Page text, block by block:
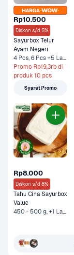
Rp10.500
Diskon s/d 5%
Sayurbox Telur
Ayam Negeri
4 Pcs, 6 Pcs +5 Lainnya
Promo Rp19,3rb di
produk 10 pcs
Syarat Promo
Rp8.000
Diskon s/d 8%
Tahu Cina Sayurbox
Value
450 - 500 g, +1 Lainnya